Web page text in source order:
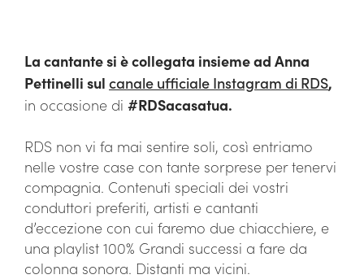
La cantante si è collegata insieme ad Anna
Pettinelli sul canale ufficiale Instagram di RDS,
in occasione di #RDSacasatua.
RDS non vi fa mai sentire soli, così entriamo
nelle vostre case con tante sorprese per tenervi
compagnia. Contenuti speciali dei vostri
conduttori preferiti, artisti e cantanti
d’eccezione con cui faremo due chiacchiere, e
una playlist 100% Grandi successi a fare da
colonna sonora. Distanti ma vicini.